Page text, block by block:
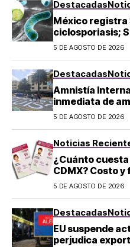
Destacadas
México registra
ciclosporiasis;
epidemiológica
5 DE AGOSTO DE 2026
Destacadas
Amnistía
inmediata de
en Michoacán
5 DE AGOSTO DE 2026
Noticias
¿Cuánto
CDMX? Costo
2026
5 DE AGOSTO DE 2026
Destacadas
EU suspende
perjudica